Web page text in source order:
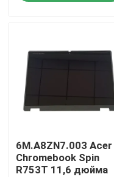
Замена экрана Dell
Замена экрана HP
Замена экрана
6M.A8ZN7.003 Acer
Chromebook Spin
R753T 11,6 дюйма